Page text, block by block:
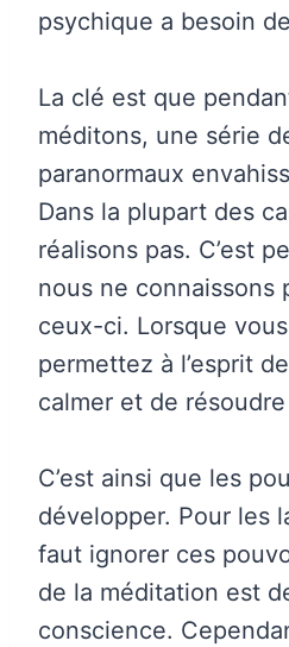
psychique a besoin
La clé est que
méditons, une série
paranormaux
Dans la plupart des
réalisons pas. C’est
nous ne connaissons
ceux-ci. Lorsque
permettez à l’esprit
calmer et de
C’est ainsi que les
développer. Pour les
faut ignorer ces
de la méditation est
conscience.